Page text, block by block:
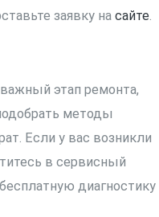
заявку на сайте
этап ремонта,
методы
Если у вас возникли
в сервисный
диагностику